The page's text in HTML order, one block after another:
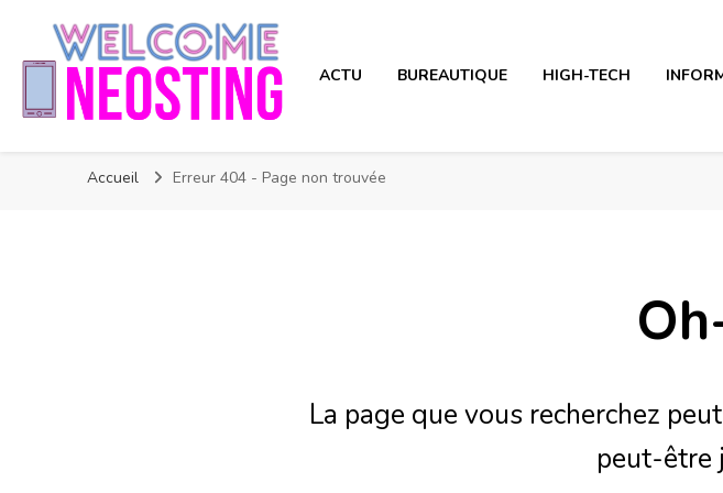
ACTU BUREAUTIQUE HIGH-TECH
Accueil Erreur 404 - Page non trouvée
La page que vous recherchez
peut-être